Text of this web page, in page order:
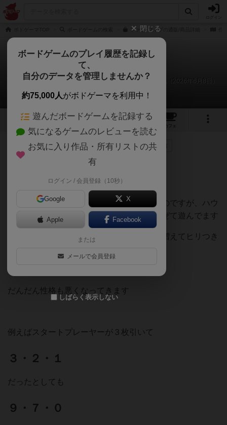
ファブ･フィブの通販/商品詳細
ファブフィブ
あまる、Ｄくん、Ｓくん、Ｋくん、Ｔくんのリプレイ日記（2026年6月8日）
15 1 24
カフェ
90名が参考 0名がナイス 約2ヶ月前
５人で遊びました
本来なら一度引いたカードは捨て札になるのですが、ハウ
スルールで山札に戻してグチャグチャに混ぜて遊んでます
そうすることで数字が絞られず、可能性が増えてヒリつき
だんだん性格も悪くなってきます
例えばスタートプレーヤーが３枚引いて
３・２・１
だったとしても
９・７・０
閉じる
ボードゲームのプレイ履歴を記録し
て、
自分のデータを管理しませんか？
約75,000人がボドゲーマを利用中！
遊んだボードゲームを記録する
気になるゲームのレビューを読む
お気に入り作品・所有リストの共
有
ログイン / 会員登録（10秒）
Google X
Apple Facebook
または
メールで会員登録
しばらく表示しない